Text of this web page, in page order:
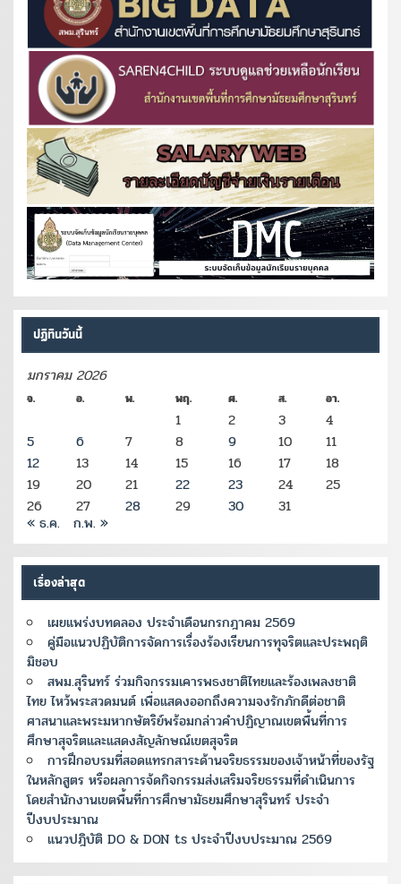
ปฏิทินวันนี้
มกราคม 2026
จ. อ. พ. พฤ. ศ. ส. อา.
1 2 3
4
5
6 7 8 9 10
11
12
13 14 15 16 17
18
19
20 21 22 23 24
25
26
27 28 29 30 31
« ธ.ค. ก.พ. »
เรื่องล่าสุด
เผยแพร่งบทดลอง ประจำเดือนกรกฎาคม 2569
คู่มือแนวปฏิบัติการจัดการเรื่องร้องเรียนการทุจริตและประพฤติ
มิชอบ
สพม.สุรินทร์ ร่วมกิจกรรมเคารพธงชาติไทยและร้องเพลงชาติ
ไทย ไหว้พระสวดมนต์ เพื่อแสดงออกถึงความจงรักภักดีต่อชาติ
ศาสนาและพระมหากษัตริย์พร้อมกล่าวคำปฏิญาณเขตพื้นที่การ
ศึกษาสุจริตและแสดงสัญลักษณ์เขตสุจริต
การฝึกอบรมที่สอดแทรกสาระด้านจริยธรรมของเจ้าหน้าที่ของรัฐ
ในหลักสูตร หรือผลการจ้ดกิจกรรมส่งเสริมจริยธรรมที่ดำเนินการ
โดยสำนักงานเขตพื้นที่การศึกษามัธยมศึกษาสุรินทร์ ประจำ
ปีงบประมาณ
แนวปฎิบัติ DO & DON ts ประจำปีงบประมาณ 2569